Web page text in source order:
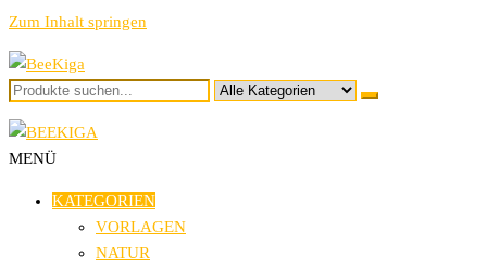
Zum Inhalt springen
BeeKiga
Ideen und Vorlagen für den Kindergarten
MENÜ
KATEGORIEN
VORLAGEN
NATUR